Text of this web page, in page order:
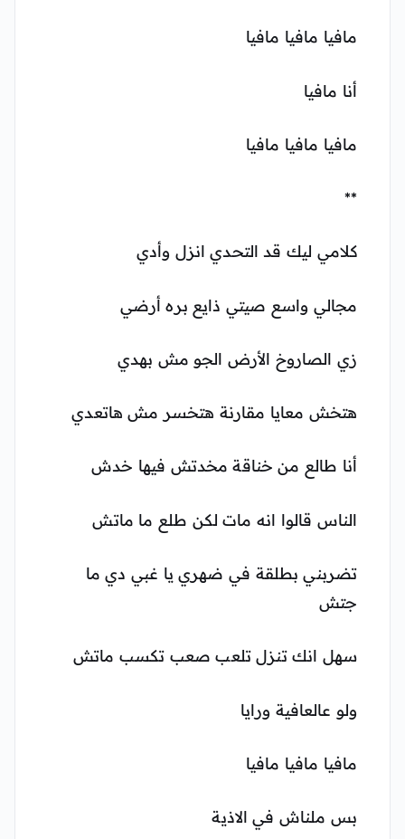
مافيا مافيا مافيا
أنا مافيا
مافيا مافيا مافيا
**
كلامي ليك قد التحدي انزل وأدي
مجالي واسع صيتي ذايع بره أرضي
زي الصاروخ الأرض الجو مش بهدي
هتخش معايا مقارنة هتخسر مش هاتعدي
أنا طالع من خناقة مخدتش فيها خدش
الناس قالوا انه مات لكن طلع ما ماتش
تضربني بطلقة في ضهري يا غبي دي ما
جتش
سهل انك تنزل تلعب صعب تكسب ماتش
ولو عالعافية ورايا
مافيا مافيا مافيا
بس ملناش في الاذية